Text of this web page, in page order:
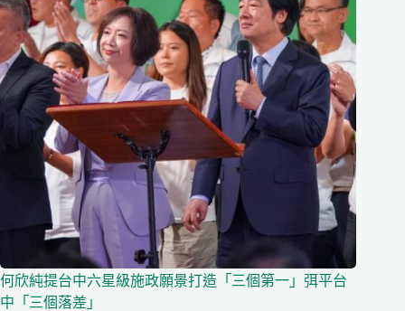
何欣純提台中六星級施政願景打造「三個第一」弭平台
中「三個落差」